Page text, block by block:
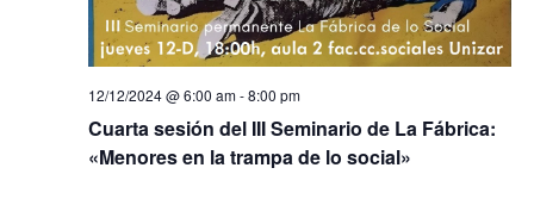
12/12/2024 @ 6:00 am-8:00 pm
Cuarta sesión del III Seminario de La Fábrica:
«Menores en la trampa de lo social»